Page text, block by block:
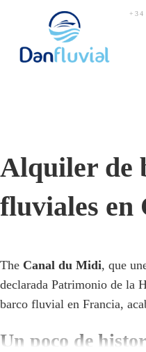
+34
Alquiler de
fluviales
The Canal du Midi, que
declarada Patrimonio de la
barco fluvial en Francia,
Un poco de